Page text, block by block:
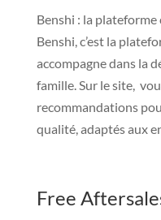
Benshi : la
Benshi, c’est la
accompagne dans la
famille. Sur le site,
recommandations
qualité, adaptés aux
Free